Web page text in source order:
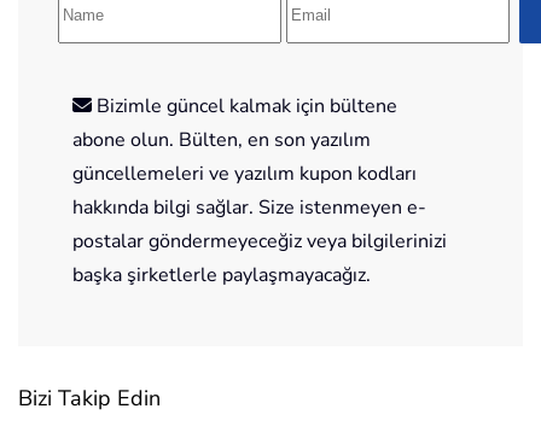
Bizimle güncel kalmak için bültene
abone olun. Bülten, en son yazılım
güncellemeleri ve yazılım kupon kodları
hakkında bilgi sağlar. Size istenmeyen e-
postalar göndermeyeceğiz veya bilgilerinizi
başka şirketlerle paylaşmayacağız.
Bizi Takip Edin